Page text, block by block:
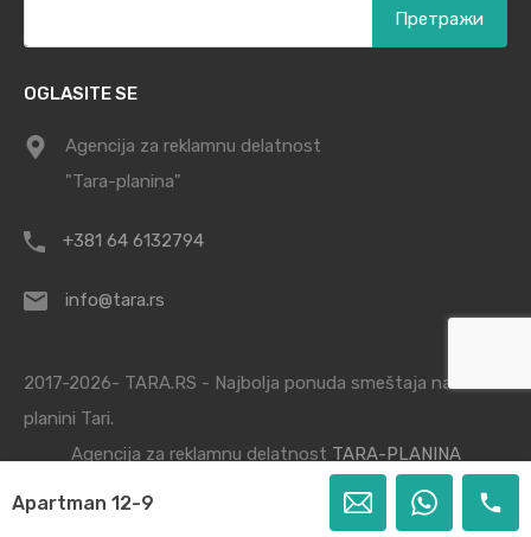
OGLASITE SE
Agencija za reklamnu delatnost
"Tara-planina"
+381 64 6132794
info@tara.rs
2017-2026- TARA.RS - Najbolja ponuda smeštaja na
planini Tari.
Agencija za reklamnu delatnost TARA-PLANINA
Apartman 12-9